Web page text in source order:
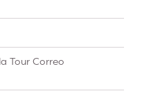
Tour Correo